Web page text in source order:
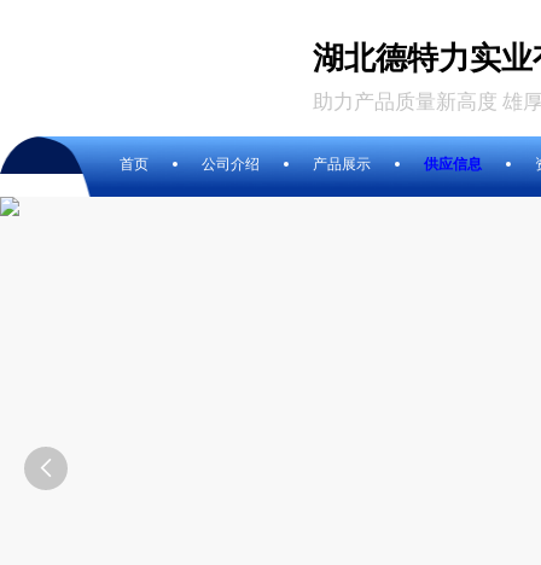
湖北德特力实
助力产品质量新高度 雄
首页 公司介绍 产品展示 供应信息
